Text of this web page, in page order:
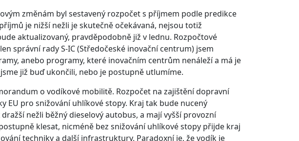
změnám byl sestavený rozpočet s příjmem podle predikce
je nižší nežli je skutečně očekávaná, nejsou totiž
aktualizovaný, pravděpodobně již v lednu. Rozpočtové
správní rady S-IC (Středočeské inovační centrum) jsem
anebo programy, které inovačním centrům nenáleží a má je
již buď ukončili, nebo je postupně utlumíme.
o vodíkové mobilitě. Rozpočet na zajištění dopravní
EU pro snižování uhlíkové stopy. Kraj tak bude nucený
nežli běžný dieselový autobus, a mají vyšší provozní
klesat, nicméně bez snižování uhlíkové stopy přijde kraj
techniky a další infrastruktury. Paradoxní je, že vodík je